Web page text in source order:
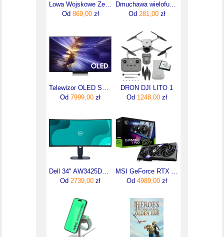
Lowa Wojskowe Zephyr Gtx Mid Tf Ls Czarne
Od 869,00zł
Dmuchawa wielofunkcyjna Nitecore CW20
Od 281,00zł
Telewizor OLED Samsung QE77S90FAEXXH 77 cali 4K UHD
Od 7999,00 zł
DRON DJI LITO 1
Od 1248,00 zł
Dell 34" AW3425DW (210BRTW)
Od 2739,00 zł
MSI GeForce RTX 5070 Ti Gaming Trio OC 16GB (V531240R)
Od 4989,00 zł